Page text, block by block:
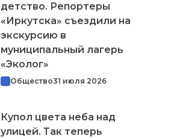
детство. Репортеры
«Иркутска» съездили на
экскурсию в
муниципальный лагерь
«Эколог»
Общество31 июля 2026
Купол цвета неба над
улицей. Так теперь